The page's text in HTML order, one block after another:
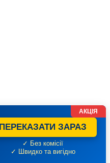
ПЕРЕКАЗАТИ ЗАРАЗ
✓ Без комісії
✓ Швидко та вигідно
АКЦІЯ